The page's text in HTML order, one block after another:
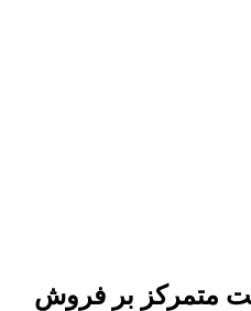
متمرکز بر فروش